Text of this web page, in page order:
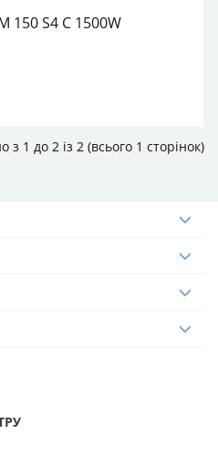
150 S4 C 1500W
Вертикальне
Тип ТЕНа:
з 1 до 2 із 2 (всього 1 сторінок)